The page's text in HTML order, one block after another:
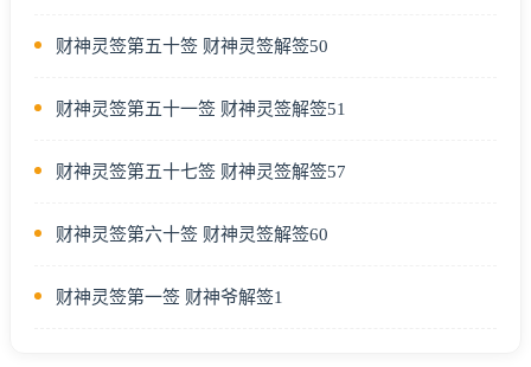
财神灵签第五十签 财神灵签解签50
财神灵签第五十一签 财神灵签解签51
财神灵签第五十七签 财神灵签解签57
财神灵签第六十签 财神灵签解签60
财神灵签第一签 财神爷解签1